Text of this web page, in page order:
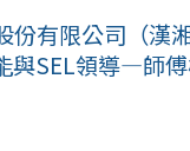
份有限公司（漢
與SEL領導—師